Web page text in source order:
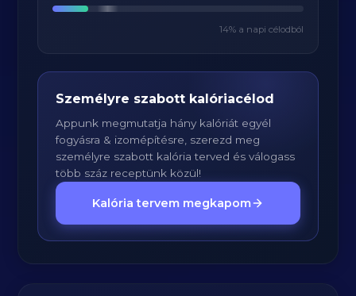
14% a napi célodból
Személyre szabott kalóriacélod
Appunk megmutatja hány kalóriát egyél
fogyásra & izomépítésre, szerezd meg
személyre szabott kalória terved és válogass
több száz receptünk közül!
Kalória tervem megkapom